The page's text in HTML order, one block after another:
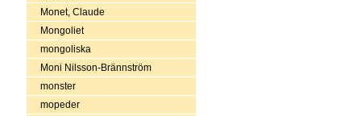
Monet, Claude
Mongoliet
mongoliska
Moni Nilsson-Brännström
monster
mopeder